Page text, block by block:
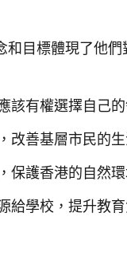
目標體現了他們
該有權選擇自己的
改善基層市民的生
保護香港的自然環
給學校，提升教育